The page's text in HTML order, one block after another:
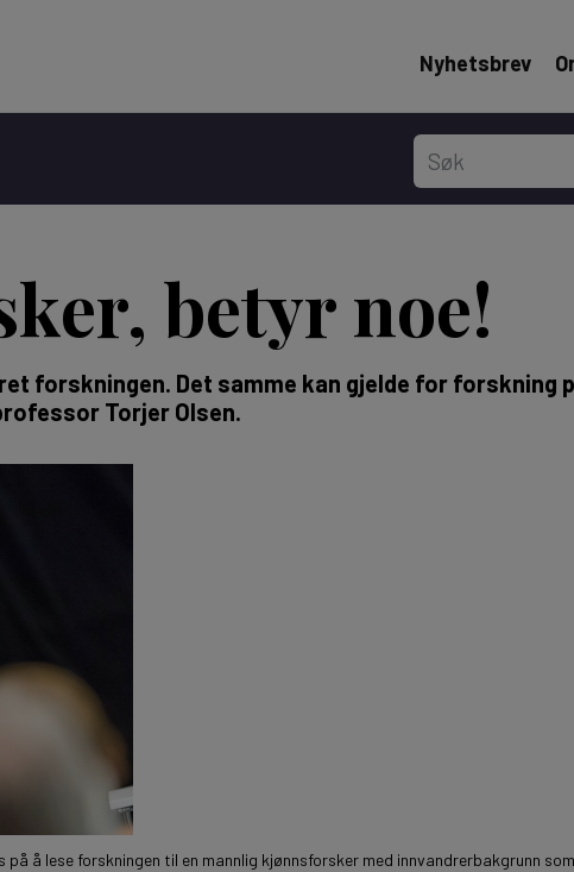
Header
Nyhetsbrev
betyr noe!
forskningen. Det samme kan gjelde for forskning
Torjer Olsen.
å lese forskningen til en mannlig kjønnsforsker med innvandrerbakgrunn